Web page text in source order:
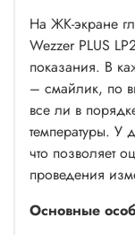
На ЖК-экране
Wezzer PLUS
показания. В
– смайлик, по
все ли в
температуры. У
что позволяет
проведения
Основные